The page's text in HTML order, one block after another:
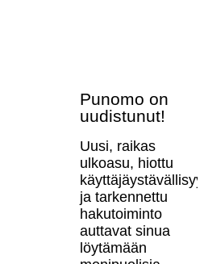
Punomo on
uudistunut!
Uusi, raikas
ulkoasu, hiottu
ja tarkennettu
hakutoiminto
auttavat sinua
löytämään